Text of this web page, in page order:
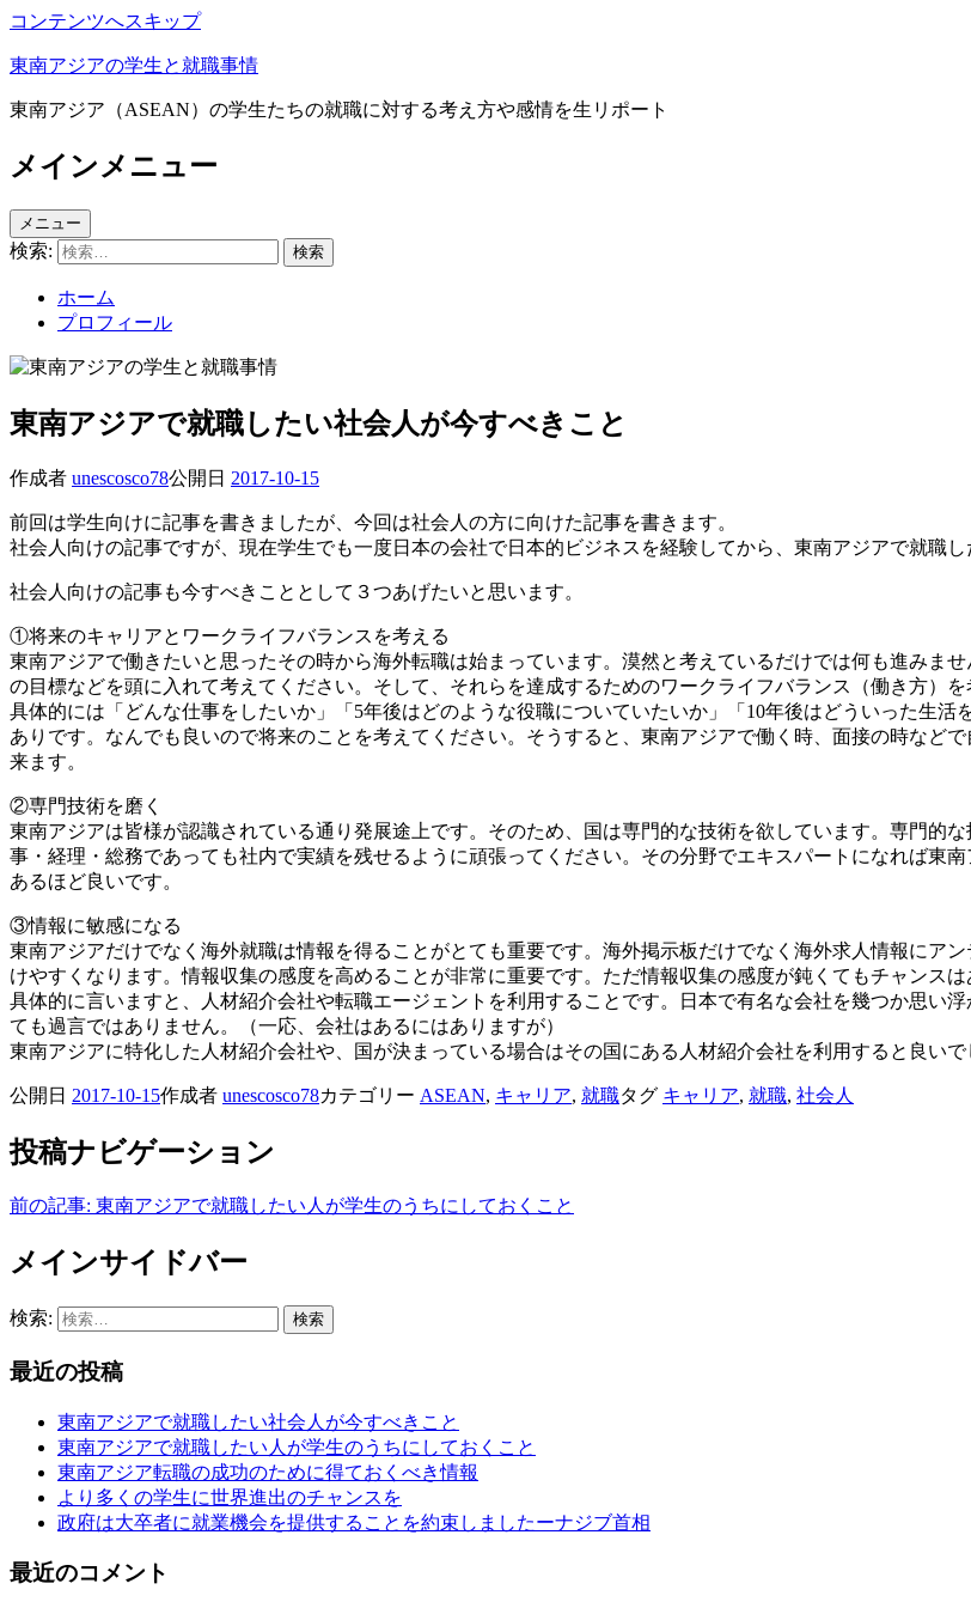
コンテンツへスキップ
東南アジアの学生と就職事情
東南アジア（ASEAN）の学生たちの就職に対する考え方や感情を生リポート
メインメニュー
メニュー
検索:
ホーム
プロフィール
東南アジアで就職したい社会人が今すべきこと
作成者 unescosco78公開日 2017-10-15
前回は学生向けに記事を書きましたが、今回は社会人の方に向けた記事を書きます。
社会人向けの記事ですが、現在学生でも一度日本の会社で日本的ビジネスを経験してから、東南アジアで就職
社会人向けの記事も今すべきこととして３つあげたいと思います。
①将来のキャリアとワークライフバランスを考える
東南アジアで働きたいと思ったその時から海外転職は始まっています。漠然と考えているだけでは何も進みま
の目標などを頭に入れて考えてください。そして、それらを達成するためのワークライフバランス（働き方）を
具体的には「どんな仕事をしたいか」「5年後はどのような役職についていたいか」「10年後はどういった生
ありです。なんでも良いので将来のことを考えてください。そうすると、東南アジアで働く時、面接の時など
来ます。
②専門技術を磨く
東南アジアは皆様が認識されている通り発展途上です。そのため、国は専門的な技術を欲しています。専門的
事・経理・総務であっても社内で実績を残せるように頑張ってください。その分野でエキスパートになれば東
あるほど良いです。
③情報に敏感になる
東南アジアだけでなく海外就職は情報を得ることがとても重要です。海外掲示板だけでなく海外求人情報にア
けやすくなります。情報収集の感度を高めることが非常に重要です。ただ情報収集の感度が鈍くてもチャンス
具体的に言いますと、人材紹介会社や転職エージェントを利用することです。日本で有名な会社を幾つか思い
ても過言ではありません。（一応、会社はあるにはありますが）
東南アジアに特化した人材紹介会社や、国が決まっている場合はその国にある人材紹介会社を利用すると良いで
公開日 2017-10-15作成者 unescosco78カテゴリー ASEAN, キャリア, 就職タグ キャリア, 就職, 社会人
投稿ナビゲーション
前の記事: 東南アジアで就職したい人が学生のうちにしておくこと
メインサイドバー
検索:
最近の投稿
東南アジアで就職したい社会人が今すべきこと
東南アジアで就職したい人が学生のうちにしておくこと
東南アジア転職の成功のために得ておくべき情報
より多くの学生に世界進出のチャンスを
政府は大卒者に就業機会を提供することを約束しましたーナジブ首相
最近のコメント